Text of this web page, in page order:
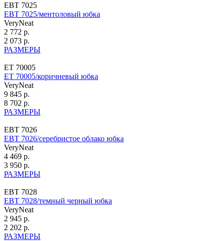
ЕВТ 7025
ЕВТ 7025/ментоловый юбка
VeryNeat
2 772 р.
2 073 р.
РАЗМЕРЫ
ЕТ 70005
ЕТ 70005/коричневый юбка
VeryNeat
9 845 р.
8 702 р.
РАЗМЕРЫ
ЕВТ 7026
ЕВТ 7026/серебристое облако юбка
VeryNeat
4 469 р.
3 950 р.
РАЗМЕРЫ
ЕВТ 7028
ЕВТ 7028/темный черный юбка
VeryNeat
2 945 р.
2 202 р.
РАЗМЕРЫ